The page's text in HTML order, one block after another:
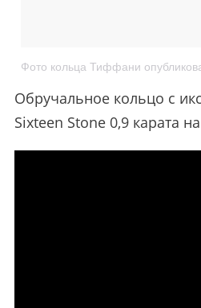
Обручальное кольцо с
Sixteen Stone 0,9 карата